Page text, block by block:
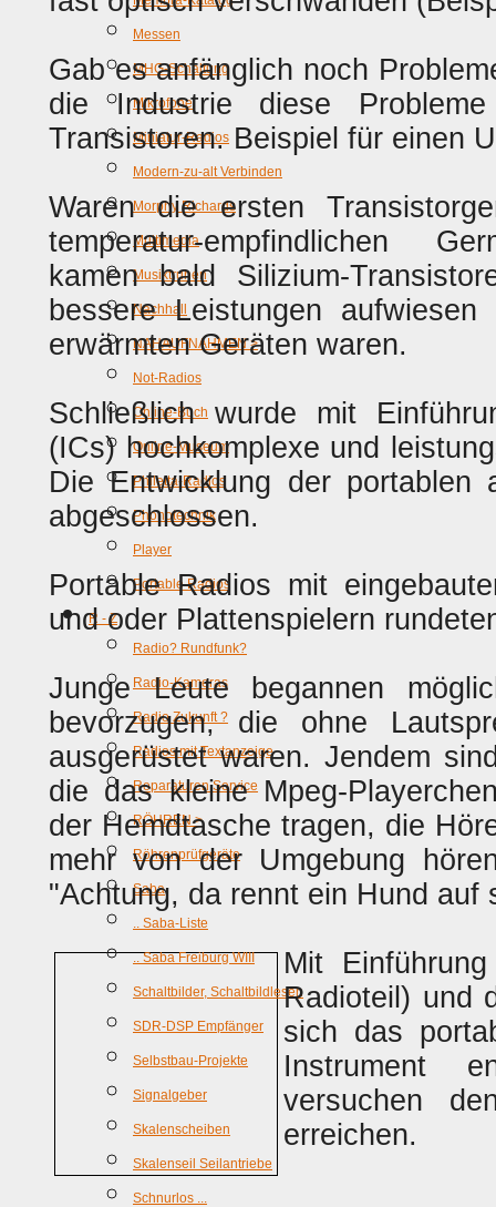
Messen
MHG-Schaltung
Mikrofone
Miniatur-Radios
Modern-zu-alt Verbinden
Morphy Richards
Multimedia
Musiktruhen
Nachhall
NAHAUFNAHMEN >
Not-Radios
Online-Buch
Online-Museum
Philetta-Radios
Phonotechnik
Player
Portable Radios
R - Z
Radio? Rundfunk?
Radio-Kameras
Radio Zukunft ?
Radios mit Textanzeige
Reparaturen Service
RÖHREN >
Röhrenprüfgeräte
Saba
.. Saba-Liste
.. Saba Freiburg WIII
Schaltbilder, Schaltbildlesen
SDR-DSP Empfänger
Selbstbau-Projekte
Signalgeber
Skalenscheiben
Skalenseil Seilantriebe
Schnurlos ...
Gab es anfänglich noch
die Industrie diese
Transistoren. Beispiel für einen
Waren die ersten
temperatur-empfindlichen
kamen bald Silizium-
bessere Leistungen
erwärmten Geräten waren.
Schließlich wurde mit
(ICs) hochkomplexe und
Die Entwicklung der portablen
abgeschlossen.
Portable Radios mit
und oder Plattenspielern
Junge Leute begannen
bevorzugen, die ohne
ausgerüstet waren. Jendem
die das kleine Mpeg-
der Hemdtasche tragen, die
mehr von der Umgebung
"Achtung, da rennt ein Hund auf
Mit
Radioteil) und
sich das
Instrument
versuchen
erreichen.